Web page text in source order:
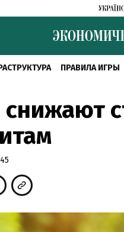
ПРАВИЛА ИГРЫ
снижают